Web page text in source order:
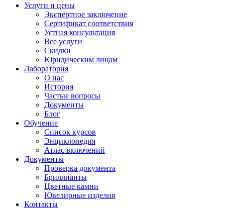
Услуги и цены
Экспертное заключение
Сертификат соответствия
Устная консультация
Все услуги
Скидки
Юридическим лицам
Лаборатория
О нас
История
Частые вопросы
Документы
Блог
Обучение
Список курсов
Энциклопедия
Атлас включений
Документы
Проверка документа
Бриллианты
Цветные камни
Ювелирные изделия
Контакты